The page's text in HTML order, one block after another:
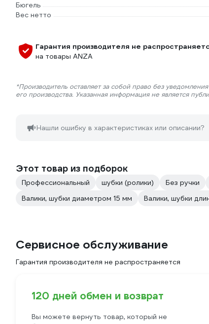
Бюгель
Вес нетто
Гарантия производителя не
на товары ANZA
*Производитель оставляет за собой право без
его производства. Указанная информация не является
Нашли ошибку в характеристиках или описании?
Этот товар из подборок
Профессиональный шубки (ролики) Без ручки
Валики, шубки диаметром 15 мм
Валики, шубки
Сервисное обслуживание
Гарантия производителя не распространяется
120 дней обмен и возврат
Вы можете вернуть товар, который не